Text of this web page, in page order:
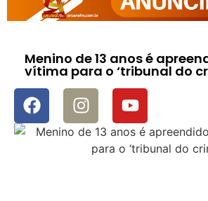
Menino de 13 anos é
vítima para o ‘tribunal do